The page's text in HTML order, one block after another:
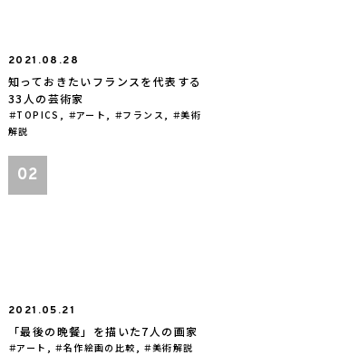
2021.08.28
知っておきたいフランスを代表する
33人の芸術家
TOPICS , アート , フランス ,
美術
解説
2021.05.21
「最後の晩餐」を描いた7人の画家
アート , 名作絵画の比較 , 美術解説